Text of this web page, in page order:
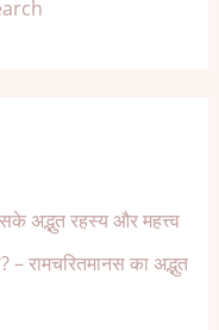
अद्भुत रहस्य और महत्त्व
– रामचरितमानस का अद्भुत